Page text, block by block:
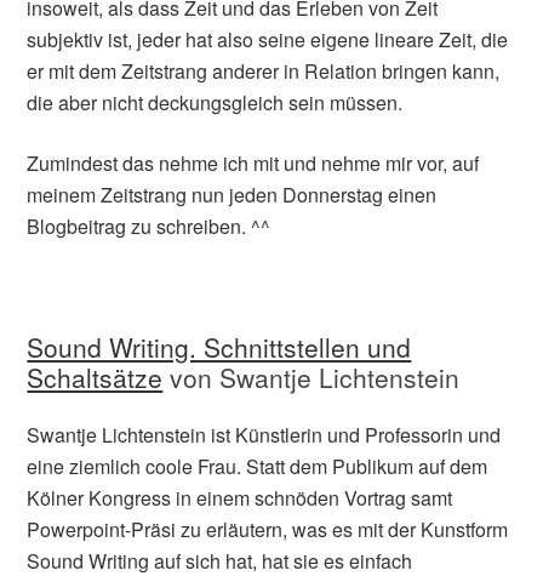
insoweit, als dass Zeit und das Erleben von Zeit
subjektiv ist, jeder hat also seine eigene lineare Zeit, die
er mit dem Zeitstrang anderer in Relation bringen kann,
die aber nicht deckungsgleich sein müssen.
Zumindest das nehme ich mit und nehme mir vor, auf
meinem Zeitstrang nun jeden Donnerstag einen
Blogbeitrag zu schreiben. ^^
Sound Writing. Schnittstellen und
Schaltsätze von Swantje Lichtenstein
Swantje Lichtenstein ist Künstlerin und Professorin und
eine ziemlich coole Frau. Statt dem Publikum auf dem
Kölner Kongress in einem schnöden Vortrag samt
Powerpoint-Präsi zu erläutern, was es mit der Kunstform
Sound Writing auf sich hat, hat sie es einfach